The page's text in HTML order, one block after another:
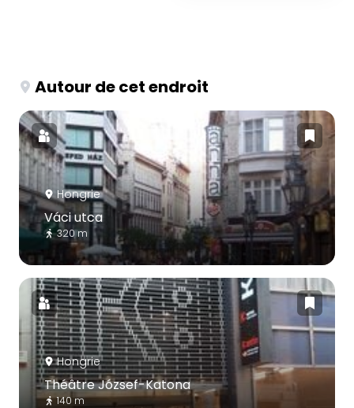
Autour de cet endroit
Hongrie
Váci utca
320 m
Hongrie
Théâtre József-Katona
140 m